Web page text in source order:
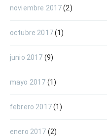
noviembre 2017(2)
octubre 2017(1)
junio 2017 (9)
mayo 2017 (1)
febrero 2017(1)
enero 2017 (2)